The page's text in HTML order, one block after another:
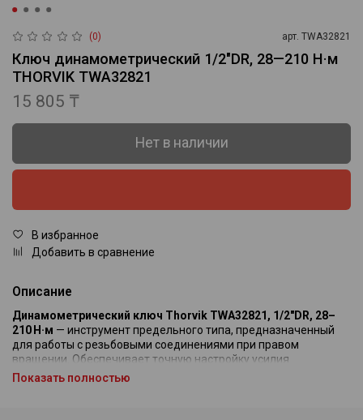
(0) арт. TWA32821
Ключ динамометрический 1/2"DR, 28—210 Н·м
THORVIK TWA32821
15 805 ₸
Нет в наличии
В избранное
Добавить в сравнение
Описание
Динамометрический ключ Thorvik TWA32821, 1/2"DR, 28–
210 Н·м — инструмент предельного типа, предназначенный
для работы с резьбовыми соединениями при правом
вращении. Обеспечивает точную настройку усилия
срабатывания и надёжное соблюдение заданного крутящего
Показать полностью